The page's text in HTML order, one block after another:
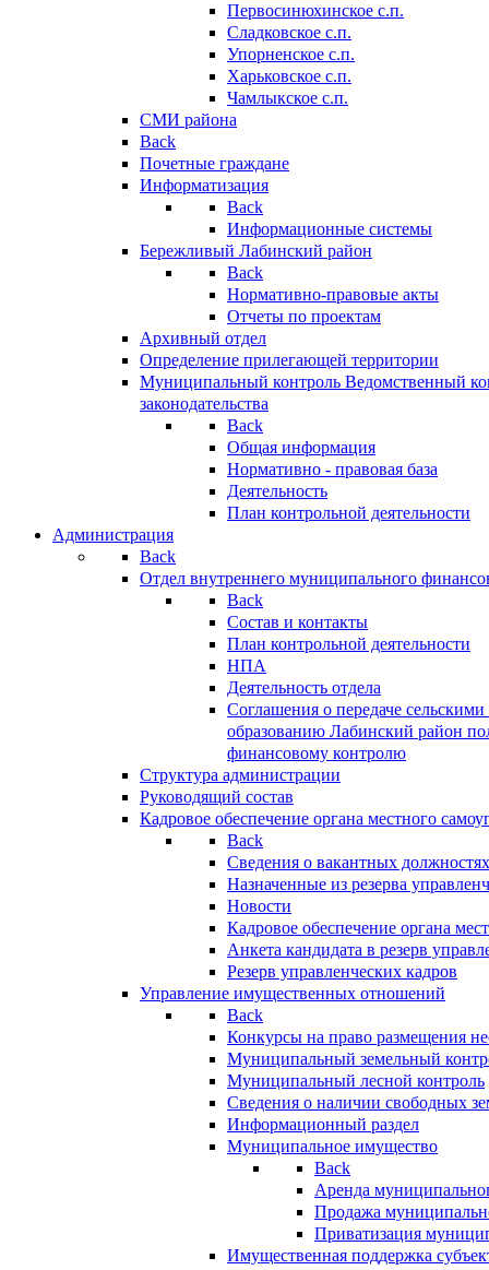
Первосинюхинское с.п.
Сладковское с.п.
Упорненское с.п.
Харьковское с.п.
Чамлыкское с.п.
СМИ района
Back
Почетные граждане
Информатизация
Back
Информационные системы
Бережливый Лабинский район
Back
Нормативно-правовые акты
Отчеты по проектам
Архивный отдел
Определение прилегающей территории
Муниципальный контроль Ведомственный
законодательства
Back
Общая информация
Нормативно - правовая база
Деятельность
План контрольной деятельности
Администрация
Back
Отдел внутреннего муниципального
Back
Состав и контакты
План контрольной деятельности
НПА
Деятельность отдела
Соглашения о передаче
образованию Лабинский район
финансовому контролю
Структура администрации
Руководящий состав
Кадровое обеспечение органа местного
Back
Сведения о вакантных
Назначенные из резерва
Новости
Кадровое обеспечение органа
Анкета кандидата в резерв
Резерв управленческих кадров
Управление имущественных отношений
Back
Конкурсы на право размещения
Муниципальный земельный
Муниципальный лесной контроль
Сведения о наличии свободных
Информационный раздел
Муниципальное имущество
Back
Аренда
Продажа
Приватизация
Имущественная поддержка